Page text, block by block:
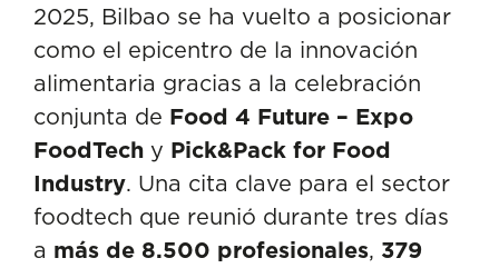
2025, Bilbao se ha vuelto a posicionar
como el epicentro de la innovación
alimentaria gracias a la celebración
conjunta de Food 4 Future – Expo
FoodTech y Pick&Pack for Food
Industry. Una cita clave para el sector
foodtech que reunió durante tres días
a más de 8.500 profesionales, 379